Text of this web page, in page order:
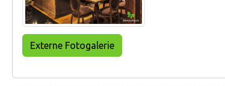
Externe Fotogalerie